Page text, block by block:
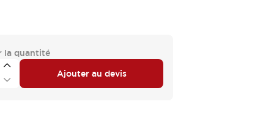
la quantité
Ajouter au devis